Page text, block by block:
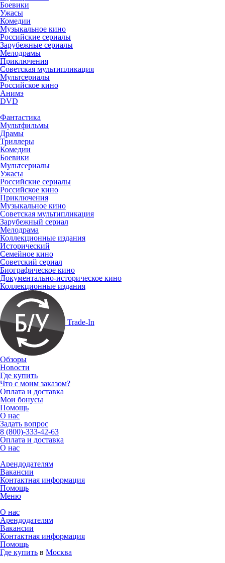
Боевики
Ужасы
Комедии
Музыкальное кино
Российские сериалы
Зарубежные сериалы
Мелодрамы
Приключения
Советская мультипликация
Мультсериалы
Российское кино
Анимэ
DVD
Фантастика
Мультфильмы
Драмы
Триллеры
Комедии
Боевики
Мультсериалы
Ужасы
Российские сериалы
Российское кино
Приключения
Музыкальное кино
Советская мультипликация
Зарубежный сериал
Мелодрама
Коллекционные издания
Исторический
Семейное кино
Советский сериал
Биографическое кино
Документально-историческое кино
Коллекционные издания
Trade-In
Обзоры
Новости
Где купить
Что с моим заказом?
Оплата и доставка
Мои бонусы
Помощь
О нас
Задать вопрос
8 (800)-333-42-63
Оплата и доставка
О нас
Арендодателям
Вакансии
Контактная информация
Помощь
Меню
О нас
Арендодателям
Вакансии
Контактная информация
Помощь
Где купить в Москва